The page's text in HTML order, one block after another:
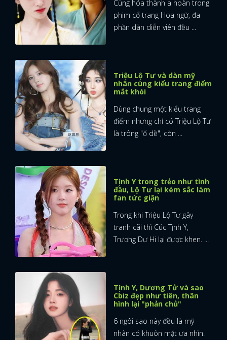
Cùng hóa thành a hoàn trong
phim cổ trang Hoa ngữ, đa
phần dàn diễn viên đều ...
Triệu Lộ Tư và dàn mỹ
nhân cùng kiểu trang điểm
mắt khói
Dùng chung một kiểu trang
điểm nhưng chỉ có Triệu Lộ Tư
là trông "ố dề", còn ...
Tịnh Y trong trẻo như tình
đầu, Lộ Tư lại kém sắc làm
fan tức giận
Trong khi Triệu Lộ Tư gây
tranh cãi thì Cúc Tịnh Y,
Trương Dư Hi lại được khen. ...
Tịnh Y, Dương Tử và sao
Cbiz đẹp như tiên, thân
hình lại "phản chủ"
6 ngôi sao này đều là mỹ
nhân có khuôn mặt ưa nhìn.